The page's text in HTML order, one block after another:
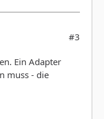
#3
Ein Adapter
muss - die